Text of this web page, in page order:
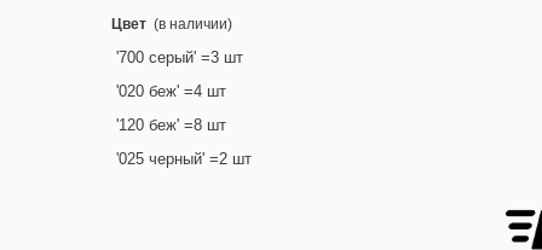
Цвет (в наличии)
'700 серый' =3 шт
'020 беж' =4 шт
'120 беж' =8 шт
'025 черный' =2 шт